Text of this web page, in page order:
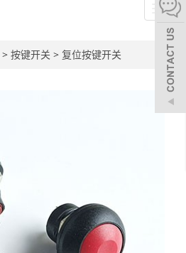
> 按键开关 > 复位按键开关